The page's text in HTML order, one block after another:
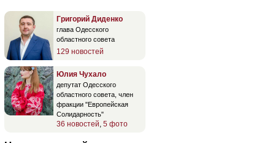
Григорий Диденко
глава Одесского
областного совета
129 новостей
Юлия Чухало
депутат Одесского
областного совета, член
фракции "Европейская
Солидарность"
36 новостей 5 фото